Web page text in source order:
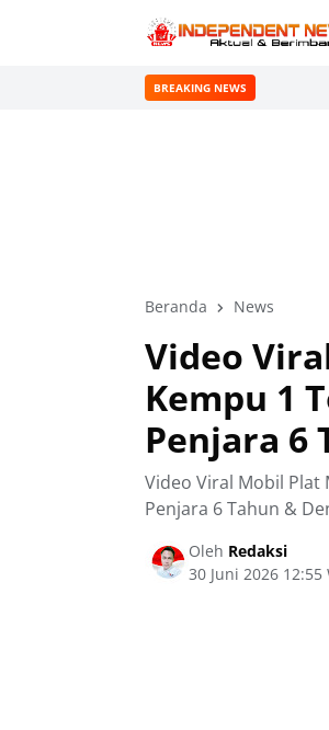
BREAKING NEWS
Beranda News
Video
Kempu 1
Penjara 6
Video Viral Mobil Plat
Penjara 6 Tahun &
Oleh Redaksi
30 Juni 2026 12:55